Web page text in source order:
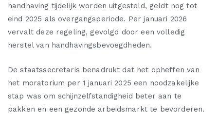
handhaving tijdelijk worden uitgesteld, geldt nog tot
eind 2025 als overgangsperiode. Per januari 2026
vervalt deze regeling, gevolgd door een volledig
herstel van handhavingsbevoegdheden.
De staatssecretaris benadrukt dat het opheffen van
het moratorium per 1 januari 2025 een noodzakelijke
stap was om schijnzelfstandigheid beter aan te
pakken en een gezonde arbeidsmarkt te bevorderen.